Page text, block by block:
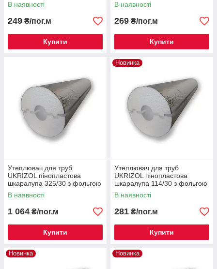
В наявності
249 ₴/пог.м
Купити
В наявності
269 ₴/пог.м
Купити
Утеплювач для труб
UKRIZOL пінопластова
шкаралупа 325/30 з фольгою
В наявності
1 064 ₴/пог.м
Купити
Новинка
Утеплювач для труб
UKRIZOL пінопластова
шкаралупа 114/30 з фольгою
В наявності
281 ₴/пог.м
Купити
Новинка Новинка